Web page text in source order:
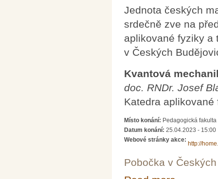
Jednota českých
srdečně zve na
aplikované fyziky a
v Českých
Kvantová
doc. RNDr. Josef
Katedra
Místo konání: Pedagogická
Datum konání: 25.04.2023 - 15:00
Webové stránky akce:
http://
Pobočka v